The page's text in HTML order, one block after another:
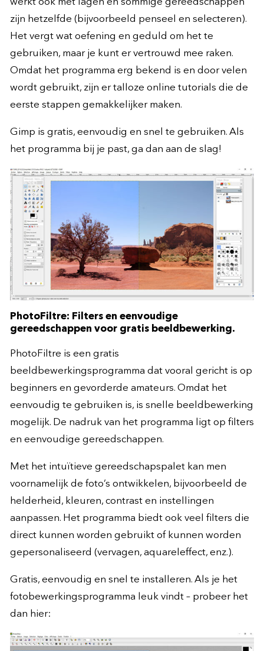
werkt ook met lagen en sommige gereedschappen
zijn hetzelfde (bijvoorbeeld penseel en selecteren).
Het vergt wat oefening en geduld om het te
gebruiken, maar je kunt er vertrouwd mee raken.
Omdat het programma erg bekend is en door velen
wordt gebruikt, zijn er talloze online tutorials die de
eerste stappen gemakkelijker maken.
Gimp is gratis, eenvoudig en snel te gebruiken. Als
het programma bij je past, ga dan aan de slag!
PhotoFiltre: Filters en eenvoudige
gereedschappen voor gratis beeldbewerking.
PhotoFiltre is een gratis
beeldbewerkingsprogramma dat vooral gericht is op
beginners en gevorderde amateurs. Omdat het
eenvoudig te gebruiken is, is snelle beeldbewerking
mogelijk. De nadruk van het programma ligt op filters
en eenvoudige gereedschappen.
Met het intuïtieve gereedschapspalet kan men
voornamelijk de foto’s ontwikkelen, bijvoorbeeld de
helderheid, kleuren, contrast en instellingen
aanpassen. Het programma biedt ook veel filters die
direct kunnen worden gebruikt of kunnen worden
gepersonaliseerd (vervagen, aquareleffect, enz.).
Gratis, eenvoudig en snel te installeren. Als je het
fotobewerkingsprogramma leuk vindt – probeer het
dan hier: